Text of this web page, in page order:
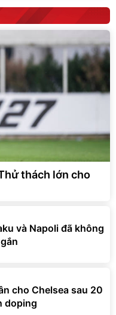
thách lớn cho
và Napoli đã không
cho Chelsea sau 20
doping